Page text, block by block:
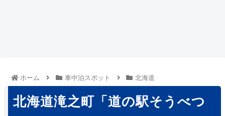
ホーム 車中泊スポット 北海道
北海道滝之町「道の駅そうべつ